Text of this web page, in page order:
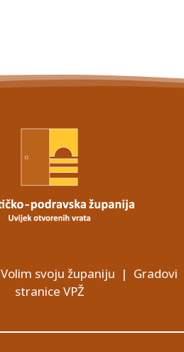
Volim svoju županiju | Gradovi
stranice VPŽ